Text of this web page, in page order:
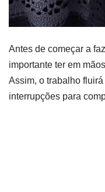
Antes de começar a
importante ter em
Assim, o trabalho
interrupções para